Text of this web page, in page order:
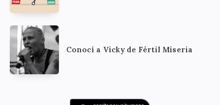
Conocí a Vicky de Fértil Miseria